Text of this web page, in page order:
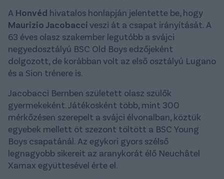
A Honvéd hivatalos honlapján jelentette be, hogy
Maurizio Jacobacciveszi át a csapat irányítását. A
63 éves olasz szakember legutóbb a svájci
negyedosztályú BSC Old Boys edzőjeként
dolgozott, de korábban volt az első osztályú Lugano
és a Sion trénere is.
Jacobacci Bernben született olasz szülők
gyermekeként. Játékosként több, mint 300
mérkőzésen szerepelt a svájci élvonalban, köztük
egyebek mellett öt szezont töltött a BSC Young
Boys csapatánál. Az egykori gyors szélső
legnagyobb sikereit az aranykorát élő Neuchâtel
Xamax együttesével érte el.